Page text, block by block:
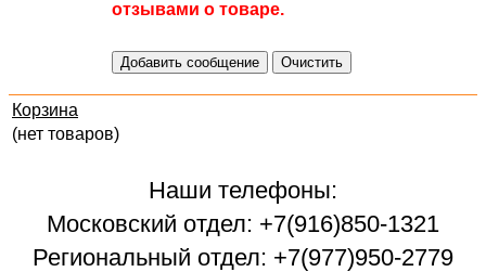
отзывами о товаре.
Корзина
(нет товаров)
Наши телефоны:
Московский отдел: +7(916)850-1321
Региональный отдел: +7(977)950-2779